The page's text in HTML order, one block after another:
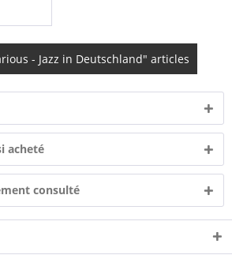
- Jazz in Deutschland" articles
acheté
consulté